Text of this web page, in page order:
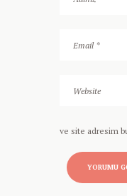
ve site adresim